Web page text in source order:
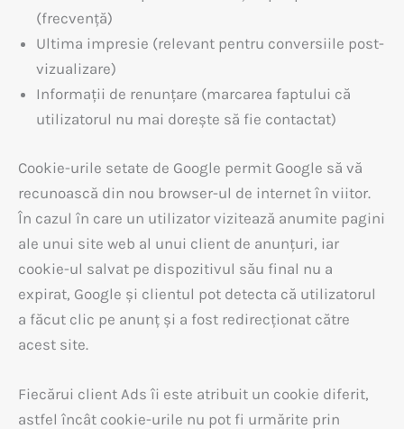
(frecvență)
Ultima impresie (relevant pentru conversiile post-
vizualizare)
Informații de renunțare (marcarea faptului că
utilizatorul nu mai dorește să fie contactat)
Cookie-urile setate de Google permit Google să vă
recunoască din nou browser-ul de internet în viitor.
În cazul în care un utilizator vizitează anumite pagini
ale unui site web al unui client de anunțuri, iar
cookie-ul salvat pe dispozitivul său final nu a
expirat, Google și clientul pot detecta că utilizatorul
a făcut clic pe anunț și a fost redirecționat către
acest site.
Fiecărui client Ads îi este atribuit un cookie diferit,
astfel încât cookie-urile nu pot fi urmărite prin